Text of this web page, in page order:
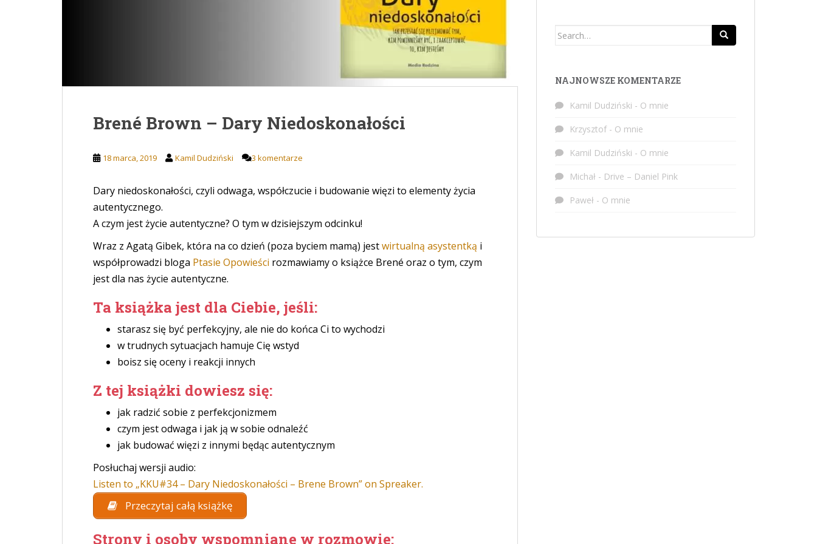
Brené Brown – Dary Niedoskonałości
18 marca, 2019 Kamil Dudziński 3 komentarze
Dary niedoskonałości, czyli odwaga, współczucie i budowanie więzi to elementy życia
autentycznego.
A czym jest życie autentyczne? O tym w dzisiejszym odcinku!
Wraz z Agatą Gibek, która na co dzień (poza byciem mamą) jestwirtualną asystentką i
współprowadzi bloga Ptasie Opowieści rozmawiamy o książce Brené oraz o tym, czym
jest dla nas życie autentyczne.
Ta książka jest dla Ciebie, jeśli:
starasz się być perfekcyjny, ale nie do końca Ci to wychodzi
w trudnych sytuacjach hamuje Cię wstyd
boisz się oceny i reakcji innych
Z tej książki dowiesz się:
jak radzić sobie z perfekcjonizmem
czym jest odwaga i jak ją w sobie odnaleźć
jak budować więzi z innymi będąc autentycznym
Posłuchaj wersji audio:
Listen to „KKU#34 – Dary Niedoskonałości – Brene Brown” on Spreaker.
Przeczytaj całą książkę
Strony i osoby wspomniane w rozmowie:
Search
NAJNOWSZE KOMENTARZE
Kamil Dudziński - O mnie
Krzysztof- O mnie
Kamil Dudziński - O mnie
Michał - Drive – Daniel Pink
Paweł - O mnie